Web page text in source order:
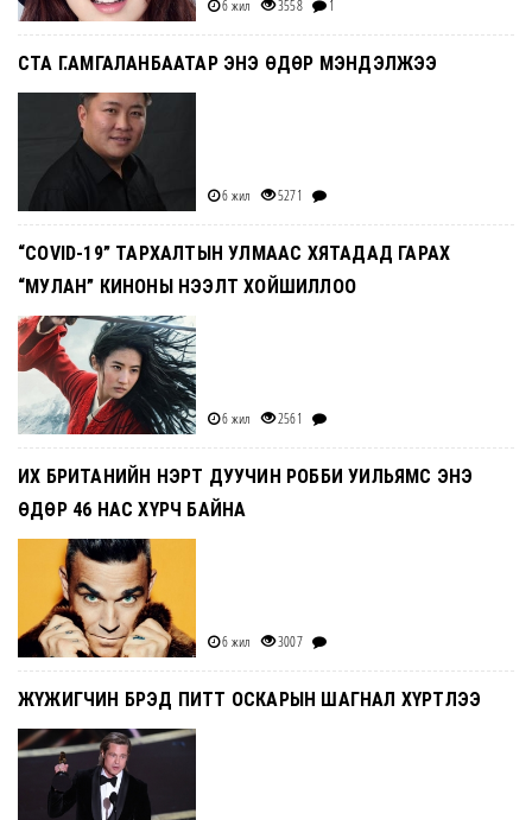
6 жил 3558 1
СТА Г.АМГАЛАНБААТАР ЭНЭ ӨДӨР МЭНДЭЛЖЭЭ
6 жил 5271
“COVID-19” ТАРХАЛТЫН УЛМААС ХЯТАДАД ГАРАХ
“МУЛАН” КИНОНЫ НЭЭЛТ ХОЙШИЛЛОО
6 жил 2561
ИХ БРИТАНИЙН НЭРТ ДУУЧИН РОББИ УИЛЬЯМС ЭНЭ
ӨДӨР 46 НАС ХҮРЧ БАЙНА
6 жил 3007
ЖҮЖИГЧИН БРЭД ПИТТ ОСКАРЫН ШАГНАЛ ХҮРТЛЭЭ